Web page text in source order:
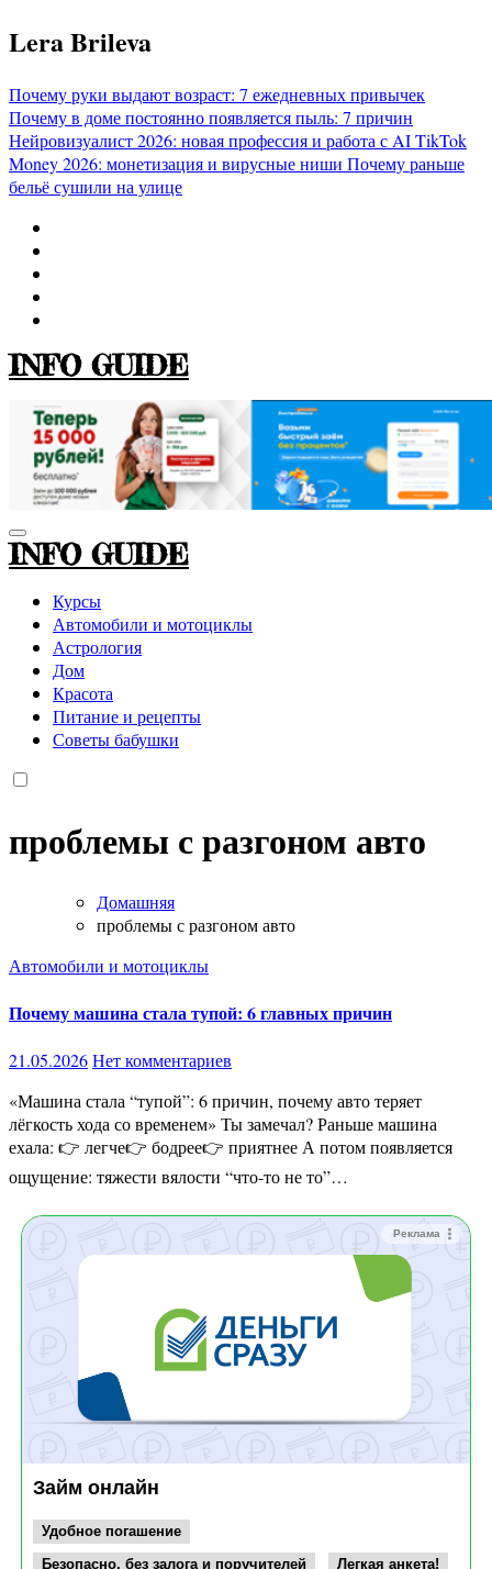
Перейти
к
Lera Brileva
Почему руки выдают возраст: 7 ежедневных привычек
Почему в доме постоянно появляется пыль: 7 причин
Нейровизуалист 2026: новая профессия и работа с AITikTok
Money 2026: монетизация и вирусные ниши Почему раньше
бельё сушили на улице
INFO GUIDE
INFO GUIDE
Курсы
Автомобили и мотоциклы
Астрология
Дом
Красота
Питание и рецепты
Советы бабушки
проблемы с разгоном авто
Домашняя
проблемы с разгоном авто
Автомобили и мотоциклы
Почему машина стала тупой: 6 главных причин
21.05.2026Нет комментариев
«Машина стала “тупой”: 6 причин, почему авто теряет
лёгкость хода со временем» Ты замечал? Раньше машина
ехала: 👉 легче👉 бодрее👉 приятнее А потом появляется
ощущение: тяжести вялости “что-то не то”…
Реклама
Займ онлайн
Удобное погашение
Безопасно, без залога и поручителей
Легкая анкета!